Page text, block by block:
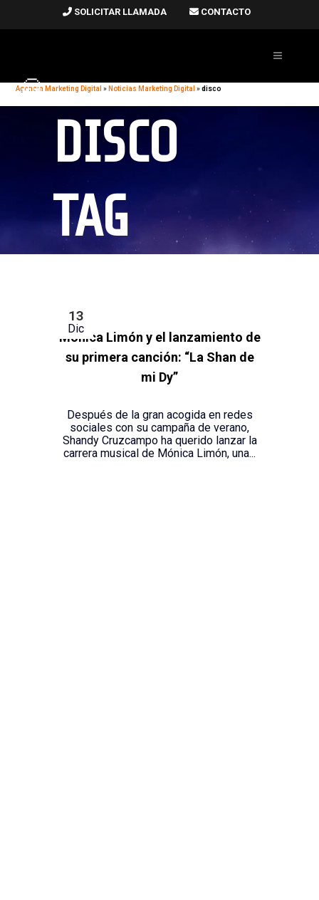
SOLICITAR LLAMADA CONTACTO
Agencia Marketing Digital » Noticias Marketing Digital »disco
DISCO
TAG
13
Dic
Mónica Limón y el lanzamiento de
su primera canción: “La Shan de
mi Dy”
Después de la gran acogida en redes
sociales con su campaña de verano,
Shandy Cruzcampo ha querido lanzar la
carrera musical de Mónica Limón, una...